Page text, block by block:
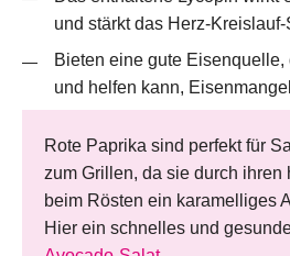
und stärkt das Herz-Kreislauf-
Bieten eine gute
und helfen kann,
Rote Paprika sind perfekt für
zum Grillen, da sie durch ihren
beim Rösten ein karamelliges
Hier ein schnelles und